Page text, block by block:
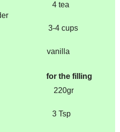
4 tea
3-4 cups
vanilla
for the filling
κρέμα 220gr
άχνη 3 Tsp